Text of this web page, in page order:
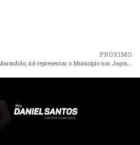
PRÓXIMO
Aluno de Central do Maranhão, irá representar o Município nos Jogos Escolares Brasileiros – JEB’s em Brasília